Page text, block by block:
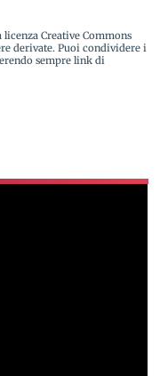
Creative Commons
derivate. Puoi condividere i
sempre link di